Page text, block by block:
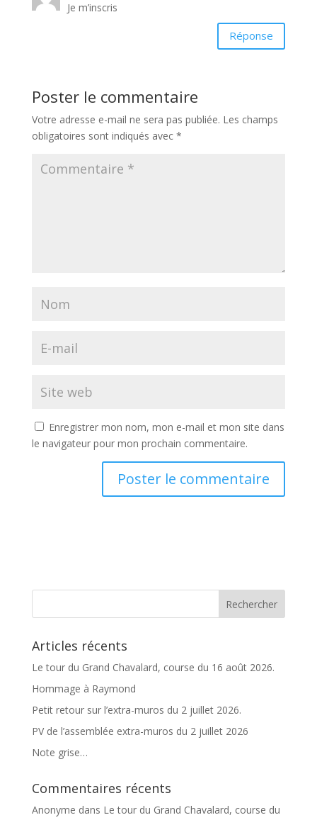
Je m’inscris
Réponse
Poster le commentaire
Votre adresse e-mail ne sera pas publiée. Les champs
obligatoires sont indiqués avec *
Enregistrer mon nom, mon e-mail et mon site dans
le navigateur pour mon prochain commentaire.
i
v
:
Articles récents
Le tour du Grand Chavalard, course du 16 août 2026.
Hommage à Raymond
Petit retour sur l’extra-muros du 2 juillet 2026.
PV de l’assemblée extra-muros du 2 juillet 2026
Note grise…
Commentaires récents
Anonyme dans Le tour du Grand Chavalard, course du